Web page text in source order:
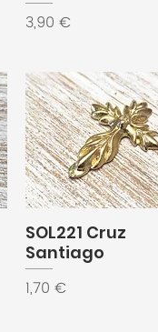
Precio
3,90 €
SOL221 Cruz
Santiago
Precio
1,70 €